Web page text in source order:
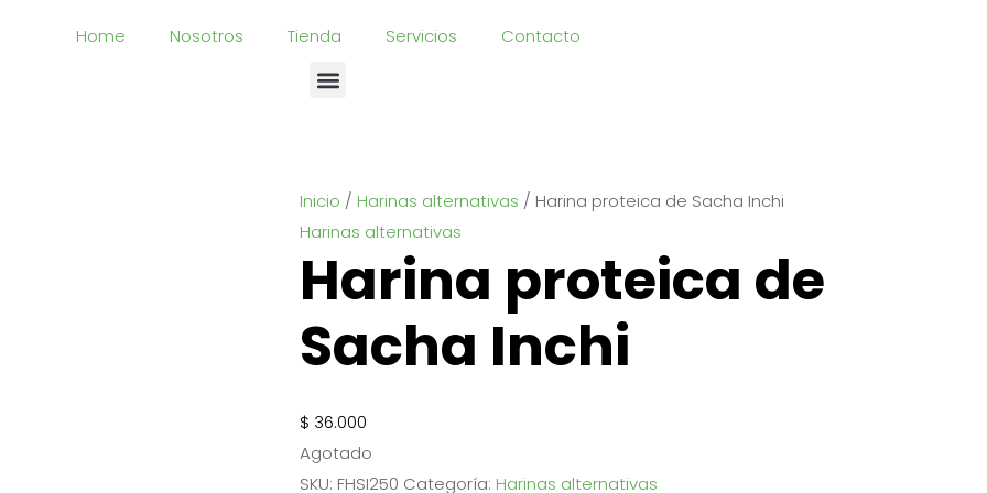
Home Nosotros Tienda Servicios Contacto
Inicio / Harinas alternativas / Harina proteica de Sacha Inchi
Harinas alternativas
Harina proteica de
Sacha Inchi
$ 36.000
Agotado
SKU: FHSI250 Categoría: Harinas alternativas